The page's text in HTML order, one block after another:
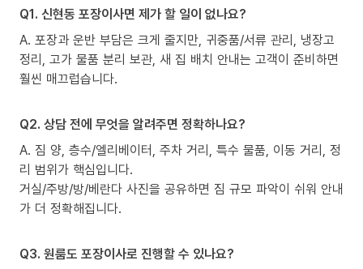
Q1. 신현동 포장이사면 제가 할 일이 없나요?
A. 포장과 운반 부담은 크게 줄지만, 귀중품/서류 관리, 냉장고
정리, 고가 물품 분리 보관, 새 집 배치 안내는 고객이 준비하면
훨씬 매끄럽습니다.
Q2. 상담 전에 무엇을 알려주면 정확하나요?
A. 짐 양, 층수/엘리베이터, 주차 거리, 특수 물품, 이동 거리, 정
리 범위가 핵심입니다.
거실/주방/방/베란다 사진을 공유하면 짐 규모 파악이 쉬워 안내
가 더 정확해집니다.
Q3. 원룸도 포장이사로 진행할 수 있나요?